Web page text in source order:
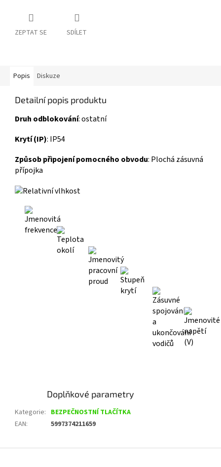
ZEPTAT SE SDÍLET
Popis Diskuze
Detailní popis produktu
Druh odblokování:ostatní
Krytí (IP): IP54
Způsob připojení pomocného obvodu: Plochá zásuvná
přípojka
Doplňkové parametry
Kategorie: BEZPEČNOSTNÍ TLAČÍTKA
EAN: 5997374211659